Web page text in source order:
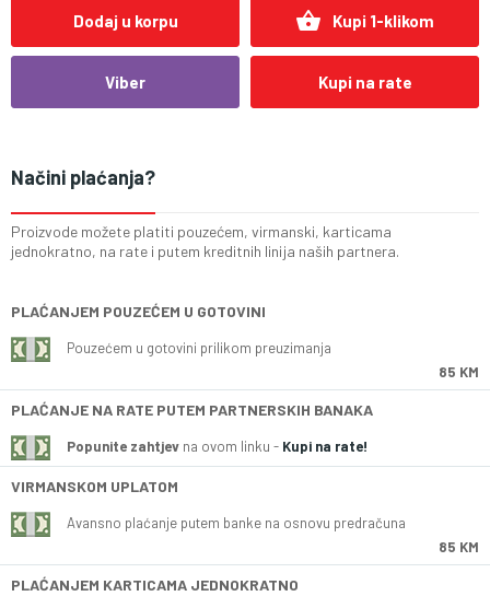
Dodaj u korpu shopping_basket Kupi 1-klikom
Viber Kupi na rate
Načini plaćanja?
Proizvode možete platiti pouzećem, virmanski, karticama
jednokratno, na rate i putem kreditnih linija naših partnera.
PLAĆANJEM POUZEĆEM U GOTOVINI
Pouzećem u gotovini prilikom preuzimanja
85 KM
PLAĆANJE NA RATE PUTEM PARTNERSKIH BANAKA
Popunite zahtjev na ovom linku - Kupi na rate!
VIRMANSKOM UPLATOM
Avansno plaćanje putem banke na osnovu predračuna
85 KM
PLAĆANJEM KARTICAMA JEDNOKRATNO